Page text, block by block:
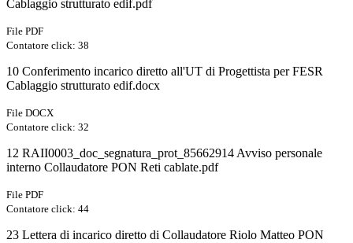
Cablaggio strutturato edif.pdf
File PDF
Contatore click: 38
10 Conferimento incarico diretto all'UT di Progettista per FESR
Cablaggio strutturato edif.docx
File DOCX
Contatore click: 32
12 RAII0003_doc_segnatura_prot_85662914 Avviso personale
interno Collaudatore PON Reti cablate.pdf
File PDF
Contatore click: 44
23 Lettera di incarico diretto di Collaudatore Riolo Matteo PON